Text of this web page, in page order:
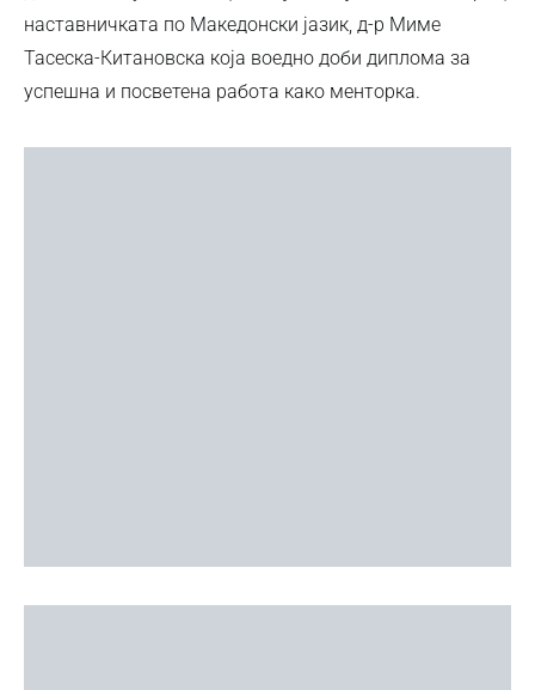
наставничката по Македонски јазик, д-р Миме
Тасеска-Китановска која воедно доби диплома за
успешна и посветена работа како менторка.